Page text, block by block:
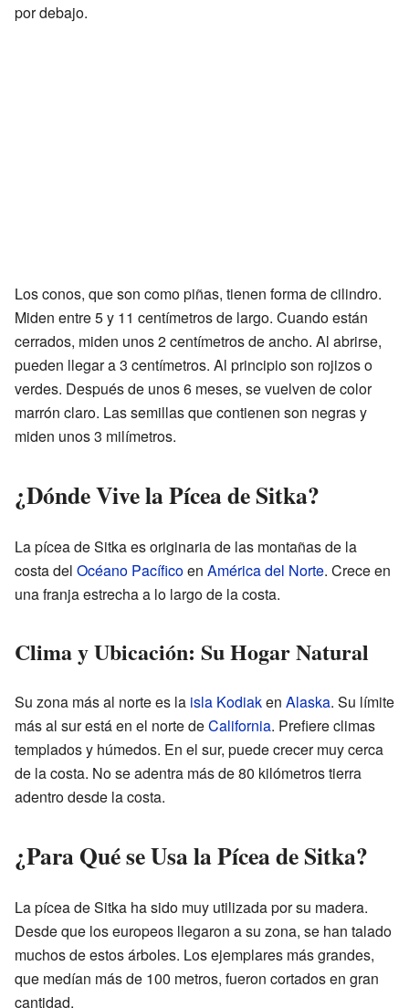
por debajo.
Los conos, que son como piñas, tienen forma de cilindro.
Miden entre 5 y 11 centímetros de largo. Cuando están
cerrados, miden unos 2 centímetros de ancho. Al abrirse,
pueden llegar a 3 centímetros. Al principio son rojizos o
verdes. Después de unos 6 meses, se vuelven de color
marrón claro. Las semillas que contienen son negras y
miden unos 3 milímetros.
¿Dónde Vive la Pícea de Sitka?
La pícea de Sitka es originaria de las montañas de la
costa del Océano Pacíficoen América del Norte. Crece en
una franja estrecha a lo largo de la costa.
Clima y Ubicación: Su Hogar Natural
Su zona más al norte es la isla Kodiaken Alaska. Su límite
más al sur está en el norte deCalifornia. Prefiere climas
templados y húmedos. En el sur, puede crecer muy cerca
de la costa. No se adentra más de 80 kilómetros tierra
adentro desde la costa.
¿Para Qué se Usa la Pícea de Sitka?
La pícea de Sitka ha sido muy utilizada por su madera.
Desde que los europeos llegaron a su zona, se han talado
muchos de estos árboles. Los ejemplares más grandes,
que medían más de 100 metros, fueron cortados en gran
cantidad.